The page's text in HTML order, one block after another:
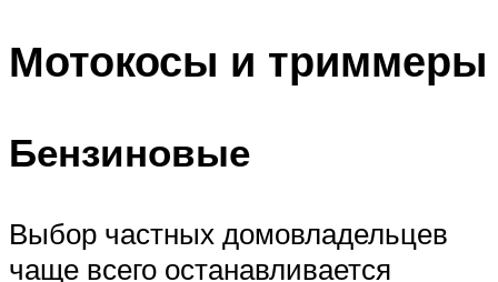
Мотокосы и триммеры
Бензиновые
Выбор частных домовладельцев
чаще всего останавливается